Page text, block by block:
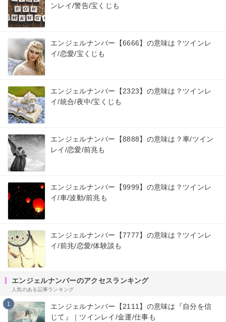
ンレイ/警告/宝くじも
エンジェルナンバー【6666】の意味は？ツインレ
イ/恋愛/宝くじも
エンジェルナンバー【2323】の意味は？ツインレ
イ/統合/夜中/宝くじも
エンジェルナンバー【8888】の意味は？車/ツイン
レイ/恋愛/前兆も
エンジェルナンバー【9999】の意味は？ツインレ
イ/車/波動/前兆も
エンジェルナンバー【7777】の意味は？ツインレ
イ/前兆/恋愛/体験談も
エンジェルナンバーのアクセスランキング
人気のある記事ランキング
1
エンジェルナンバー【2111】の意味は『自分を信
じて』｜ツインレイ/金運/仕事も